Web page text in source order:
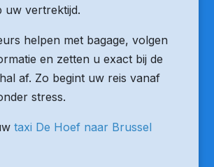
uw vertrektijd.
helpen met bagage, volgen
en zetten u exact bij de
af. Zo begint uw reis vanaf
stress.
taxi De Hoef naar Brussel